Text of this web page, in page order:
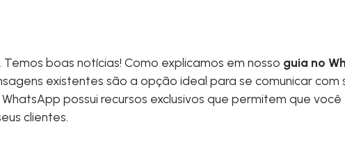
boas notícias! Como explicamos em nosso guia no
existentes são a opção ideal para se comunicar com
possui recursos exclusivos que permitem que
clientes.